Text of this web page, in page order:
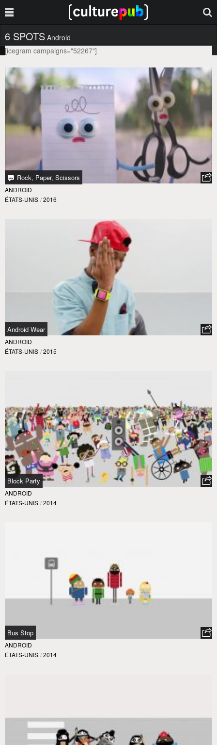
6 SPOTS Android
[icegram campaigns="52267"]
Rock, Paper, Scissors
ANDROID
ÉTATS-UNIS / 2016
Android Wear
ANDROID
ÉTATS-UNIS / 2015
Block Party
ANDROID
ÉTATS-UNIS / 2014
Bus Stop
ANDROID
ÉTATS-UNIS / 2014